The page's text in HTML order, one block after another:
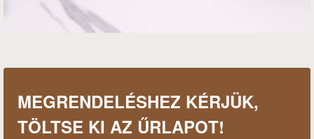
MEGRENDELÉSHEZ KÉRJÜK,
TÖLTSE KI AZ ŰRLAPOT!